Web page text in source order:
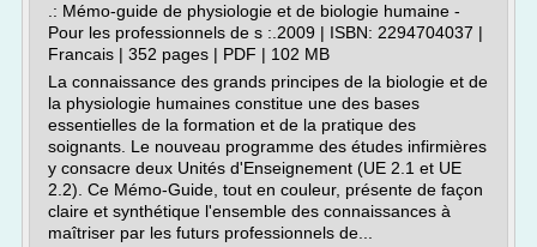
.: Mémo-guide de physiologie et de biologie humaine -
Pour les professionnels de s :.2009 | ISBN: 2294704037 |
Francais | 352 pages | PDF | 102 MB
La connaissance des grands principes de la biologie et de
la physiologie humaines constitue une des bases
essentielles de la formation et de la pratique des
soignants. Le nouveau programme des études infirmières
y consacre deux Unités d'Enseignement (UE 2.1 et UE
2.2). Ce Mémo-Guide, tout en couleur, présente de façon
claire et synthétique l'ensemble des connaissances à
maîtriser par les futurs professionnels de...